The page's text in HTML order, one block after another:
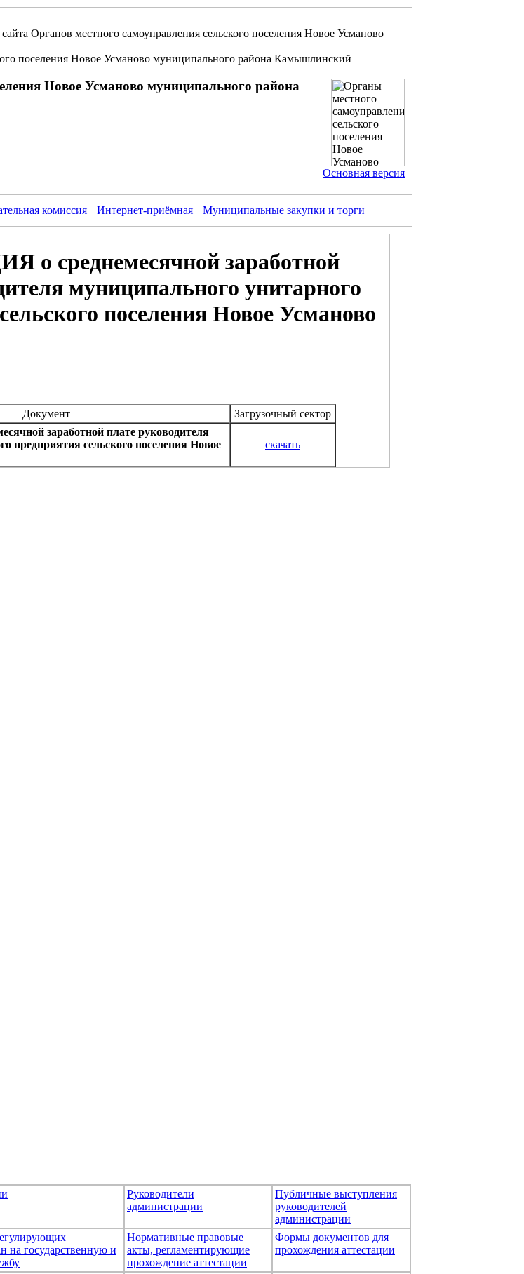
Органов местного самоуправления сельского поселения Новое Усманово
поселения Новое Усманово муниципального района Камышлинский
Новое Усманово муниципального района
Основная версия
комиссия Интернет-приёмная Муниципальные закупки и торги
среднемесячной заработной
муниципального унитарного
поселения Новое Усманово
Документ
Загрузочный сектор
заработной плате руководителя
предприятия сельского поселения Новое
скачать
Руководители
администрации
Публичные выступления
руководителей
администрации
на государственную и
Нормативные правовые
акты, регламентирующие
прохождение аттестации
Формы документов для
прохождения аттестации